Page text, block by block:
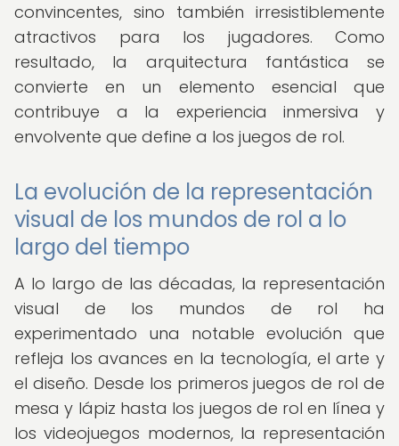
convincentes, sino también irresistiblemente
atractivos para los jugadores. Como
resultado, la arquitectura fantástica se
convierte en un elemento esencial que
contribuye a la experiencia inmersiva y
envolvente que define a los juegos de rol.
La evolución de la representación
visual de los mundos de rol a lo
largo del tiempo
A lo largo de las décadas, la representación
visual de los mundos de rol ha
experimentado una notable evolución que
refleja los avances en la tecnología, el arte y
el diseño. Desde los primeros juegos de rol de
mesa y lápiz hasta los juegos de rol en línea y
los videojuegos modernos, la representación